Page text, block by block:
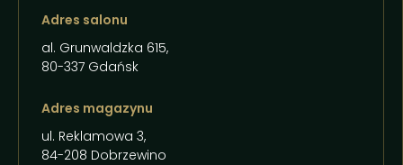
Adres salonu
al. Grunwaldzka 615,
80-337 Gdańsk
Adres magazynu
ul. Reklamowa 3,
84-208 Dobrzewino